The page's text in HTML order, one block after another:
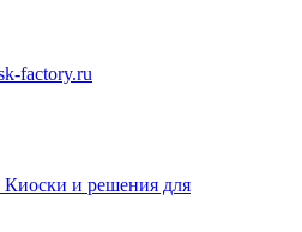
factory.ru
Киоски и решения для